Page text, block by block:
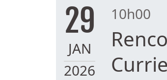
29
JAN
2026
10h00
Currie